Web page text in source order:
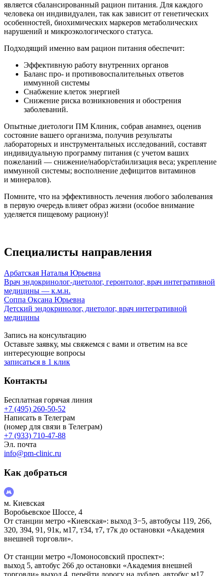
является сбалансированный рацион питания. Для каждого
человека он индивидуален, так как зависит от генетических
особенностей, биохимических маркеров метаболических
нарушений и микроэкологического статуса.
Подходящий именно вам рацион питания обеспечит:
Эффективную работу внутренних органов
Баланс про- и противовоспалительных ответов
иммунной системы
Снабжение клеток энергией
Снижение риска возникновения и обострения
заболеваний.
Опытные диетологи ПМ Клиник, собрав анамнез, оценив
состояние вашего организма, получив результаты
лабораторных и инструментальных исследований, составят
индивидуальную программу питания (с учетом ваших
пожеланий — снижение/набор/стабилизация веса; укрепление
иммунной системы; восполнение дефицитов витаминов
и минералов).
Помните, что на эффективность лечения любого заболевания
в первую очередь влияет образ жизни (особое внимание
уделяется пищевому рациону)!
Специалисты направления
Арбатская Наталья Юрьевна
Врач эндокринолог-диетолог, геронтолог, врач интегративной
медицины — к.м.н.
Соппа Оксана Юрьевна
Детский эндокринолог, диетолог, врач интегративной
медицины
Запись на консультацию
Оставьте заявку, мы свяжемся с вами и ответим на все
интересующие вопросы
записаться в 1 клик
Контакты
Бесплатная горячая линия
+7 (495) 260-50-52
Написать в Телеграм
(номер для связи в Телеграм)
+7 (933) 710-47-88
Эл. почта
info@pm-clinic.ru
Как добраться
м. Киевская
Воробьевское Шоссе, 4
От станции метро «Киевская»: выход 3−5, автобусы 119, 266,
320, 394, 91, 91к, м17, т34, т7, т7к до остановки «Академия
внешней торговли».
От станции метро «Ломоносовский проспект»:
выход 5, автобус 266 до остановки «Академия внешней